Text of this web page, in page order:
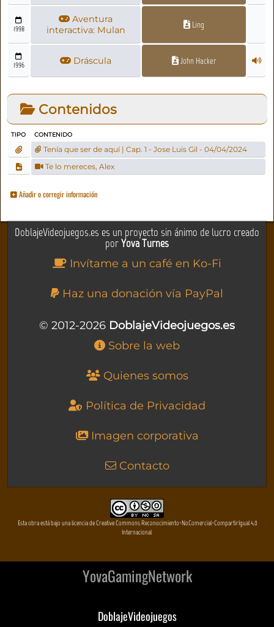
1998
Aventura
interactiva: Mulan
Ling
1996 Dráscula John Hacker
Contenidos
TIPO CONTENIDO
Tenía que ser de aquí | Cap. 1 - Jose Luis Gil - 04/04/2024
Te lo mereces, Alex
Añadir o corregir información
DoblajeVideojuegos.es es un proyecto sin ánimo de lucro creado
porYova Turnes
Invítame a un café en Ko-Fi
Haz una donación vía PayPal
© 2012-2026 DoblajeVideojuegos.es
Sobre la web
Quienes somos
Política de Privacidad
Imagen corporativa
Contacto
Esta obra está bajo una licencia de Creative Commons Reconocimiento-NoComercial-CompartirIgual 4.0
Internacional
YovaGamingNetwork
DoblajeVideojuegos